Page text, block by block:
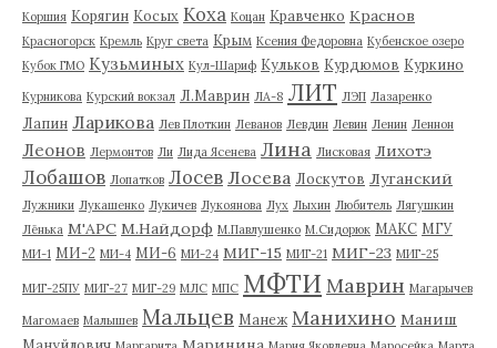
Коршия Корягин Косых Коха Коцан Кравченко Краснов
Красногорск Кремль Круг света Крым Ксения Федоровна Кубенское озеро
Кубок ГМО Кузьминых Кул-Шариф Кульков Курдюмов Куркино
Курникова Курский вокзал Л.Маврин ЛА-8 ЛИТ ЛЭП Лазаренко
Лапин Ларикова Лев Плоткин Леванов Левдин Левин Ленин Леннон
Леонов Лермонтов Ли Лида Ясенева Лина Лисковая Лихотэ
Лобашов Лопатков Лосев Лосева Лоскутов Луганский
Лужники Лукашенко Лукичев Лукоянова Лух Лыхин Любитель Лягушкин
Лёнька М'АРС М.Найдорф М.Павлушенко М.Сидорюк МАКС МГУ
МИ-1 МИ-2 МИ-4 МИ-6 МИ-24 МИГ-15 МИГ-21 МИГ-23 МИГ-25
МИГ-25ПУ МИГ-27 МИГ-29 МЛС МПС МФТИ Маврин Магарычев
Магомаев Малышев Мальцев Манеж Манихино Маниш